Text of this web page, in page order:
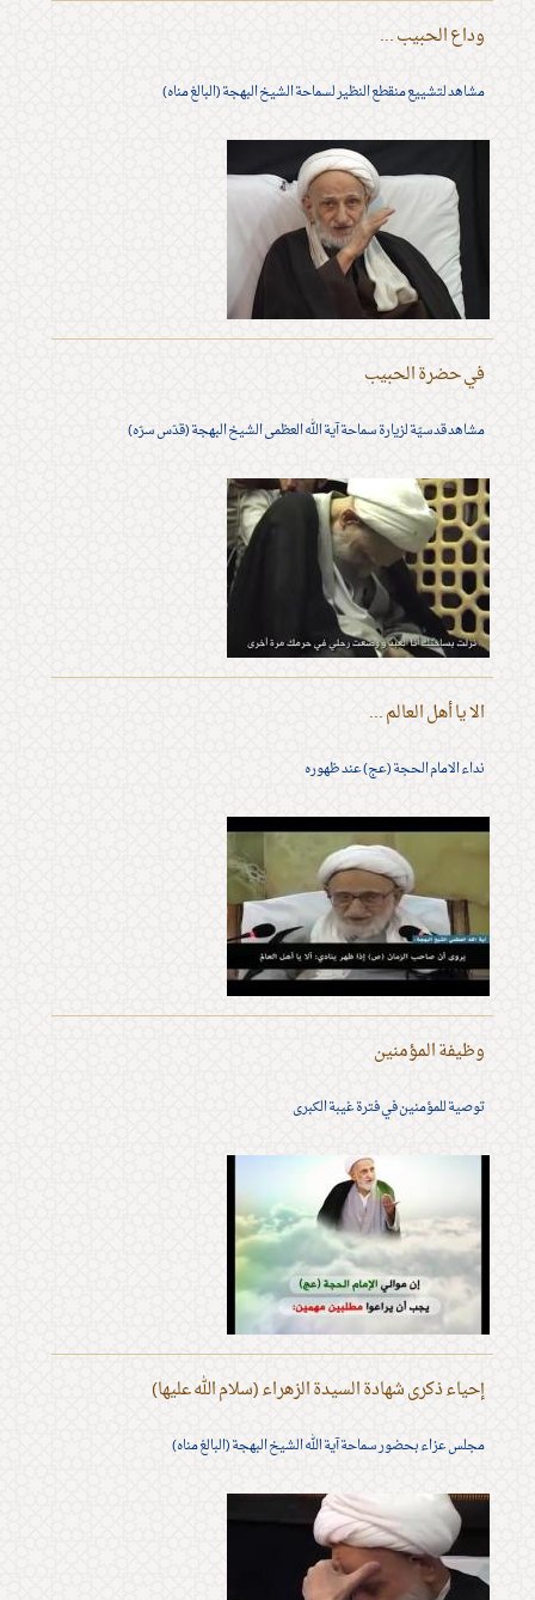
وداع الحبيب ...
مشاهد لتشييع منقطع النظير لسماحة الشيخ البهجة (البالغ مناه)
في حضرة الحبيب
مشاهد قدسيّة لزيارة سماحة آية الله العظمى الشيخ البهجة (قدّس سرّه)
الا يا أهل العالم ...
نداء الامام الحجة (عج) عند ظهوره
وظيفة المؤمنين
توصية للمؤمنين في فترة غيبة الكبرى
إحياء ذكرى شهادة السيدة الزهراء (سلام الله عليها)
مجلس عزاء بحضور سماحة آية الله الشيخ البهجة (البالغ مناه)